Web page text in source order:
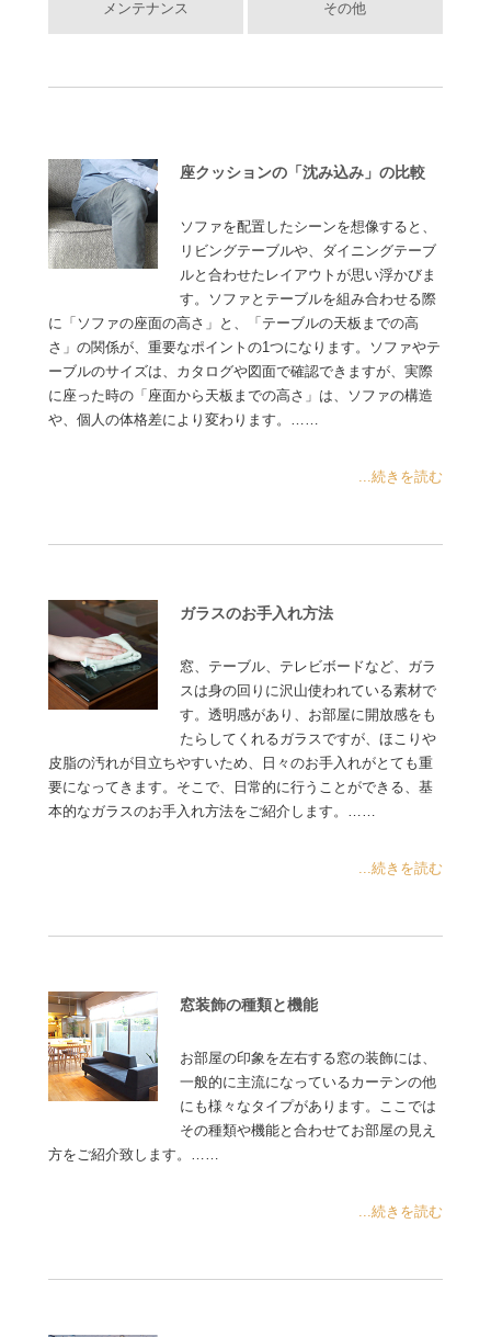
メンテナンス その他
座クッションの「沈み込み」の比較
ソファを配置したシーンを想像すると、
リビングテーブルや、ダイニングテーブ
ルと合わせたレイアウトが思い浮かびま
す。ソファとテーブルを組み合わせる際
に「ソファの座面の高さ」と、「テーブルの天板までの高
さ」の関係が、重要なポイントの1つになります。ソファやテ
ーブルのサイズは、カタログや図面で確認できますが、実際
に座った時の「座面から天板までの高さ」は、ソファの構造
や、個人の体格差により変わります。……
...続きを読む
ガラスのお手入れ方法
窓、テーブル、テレビボードなど、ガラ
スは身の回りに沢山使われている素材で
す。透明感があり、お部屋に開放感をも
たらしてくれるガラスですが、ほこりや
皮脂の汚れが目立ちやすいため、日々のお手入れがとても重
要になってきます。そこで、日常的に行うことができる、基
本的なガラスのお手入れ方法をご紹介します。……
...続きを読む
窓装飾の種類と機能
お部屋の印象を左右する窓の装飾には、
一般的に主流になっているカーテンの他
にも様々なタイプがあります。ここでは
その種類や機能と合わせてお部屋の見え
方をご紹介致します。……
...続きを読む